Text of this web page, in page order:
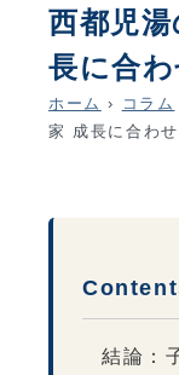
西都児
長に合
ホーム › コラム
家 成長に合わ
結論：